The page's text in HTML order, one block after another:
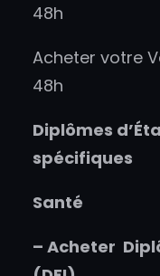
48h
Acheter votre
48h
Diplômes
spécifiques
Santé
– Acheter